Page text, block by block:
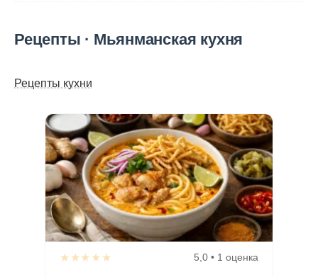
Рецепты · Мьянманская кухня
Рецепты кухни
★★★★★ 5,0 • 1 оценка